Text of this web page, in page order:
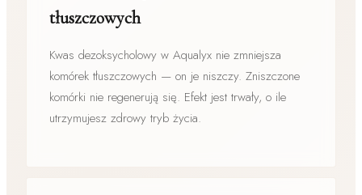
tłuszczowych
Kwas dezoksycholowy w Aqualyx nie zmniejsza
komórek tłuszczowych — on je niszczy. Zniszczone
komórki nie regenerują się. Efekt jest trwały, o ile
utrzymujesz zdrowy tryb życia.